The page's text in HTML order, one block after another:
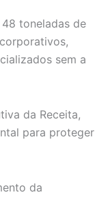
toneladas de
sem a
da Receita,
para proteger
da